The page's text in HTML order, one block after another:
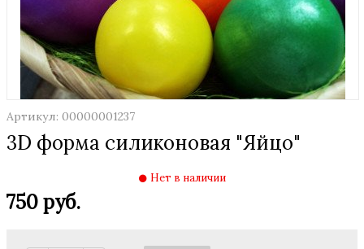
Артикул: 00000001237
3D форма силиконовая "Яйцо"
Нет в наличии
750 руб.